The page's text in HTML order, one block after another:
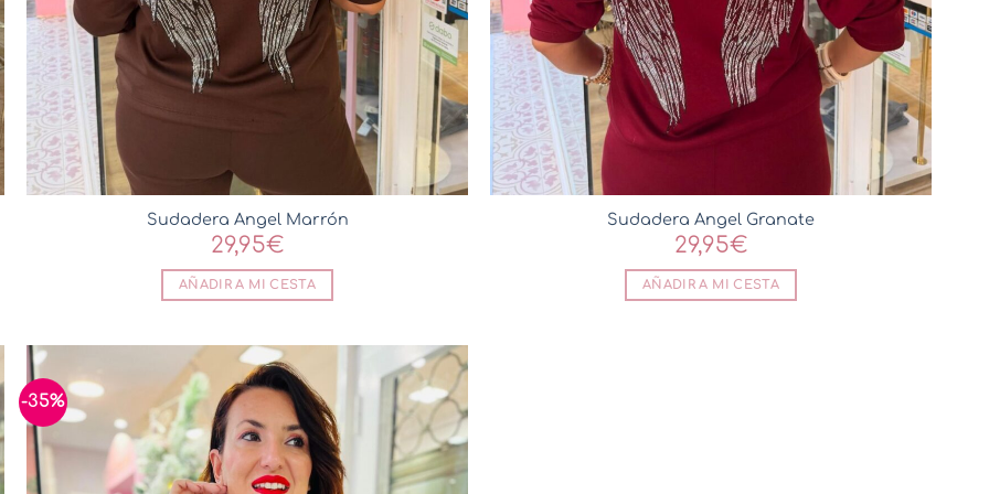
Sudadera Angel Marrón
29,95€
AÑADIR A MI CESTA
Sudadera Angel Granate
29,95€
AÑADIR A MI CESTA
-35%